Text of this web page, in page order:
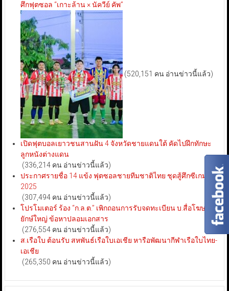
ศึกฟุตซอล “เกาะล้าน × นัควีย์ คัพ”
(520,151 คน อ่านข่าวนี้แล้ว)
เปิดฟุตบอลเยาวชนสานฝัน 4 จังหวัดชายแดนใต้ คัดไปฝึกทักษะ
ลูกหนังต่างแดน
(336,214 คน อ่านข่าวนี้แล้ว)
ประกาศรายชื่อ 14 แข้ง ฟุตซอลชายทีมชาติไทย ชุดสู้ศึกซีเกมส์
2025
(307,494 คน อ่านข่าวนี้แล้ว)
โปรโมเตอร์ ร้อง “ก.ล.ต.” เพิกถอนการรับจดทะเบียน บ.สื่อโฆษณา
ยักษ์ใหญ่ ข้อหาปลอมเอกสาร
(276,554 คน อ่านข่าวนี้แล้ว)
ส.เรือใบ ต้อนรับ สหพันธ์เรือใบเอเชีย หารือพัฒนากีฬาเรือใบไทย-
เอเชีย
(265,350 คน อ่านข่าวนี้แล้ว)